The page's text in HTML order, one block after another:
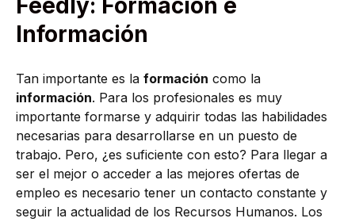
Feedly: Formación e
Información
Tan importante es la formación como la
información. Para los profesionales es muy
importante formarse y adquirir todas las habilidades
necesarias para desarrollarse en un puesto de
trabajo. Pero, ¿es suficiente con esto? Para llegar a
ser el mejor o acceder a las mejores ofertas de
empleo es necesario tener un contacto constante y
seguir la actualidad de los Recursos Humanos. Los